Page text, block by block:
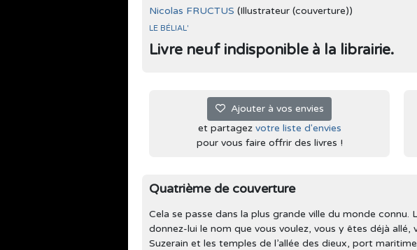
Nicolas FRUCTUS (Illustrateur (couverture))
LE BÉLIAL'
Livre neuf indisponible à la librairie.
Ajouter à vos envies
et partagez votre liste d'envies
pour vous faire offrir des livres !
Quatrième de couverture
Cela se passe dans la plus grande ville du monde
donnez-lui le nom que vous voulez, vous y êtes déjà
Suzerain et les temples de l’allée des dieux, port